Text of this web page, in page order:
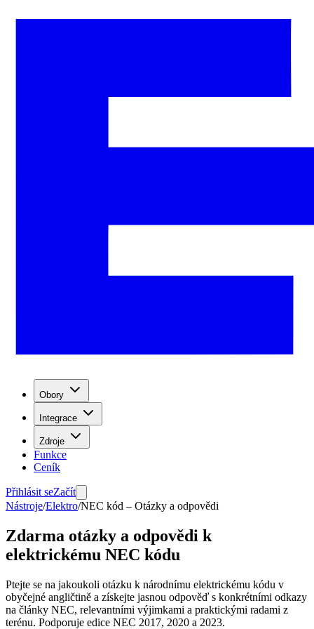
Obory
Integrace
Zdroje
Funkce
Ceník
Přihlásit seZačít
Nástroje/Elektro/NEC kód – Otázky a odpovědi
Zdarma otázky a odpovědi k
elektrickému NEC kódu
Ptejte se na jakoukoli otázku k národnímu elektrickému kódu v
obyčejné angličtině a získejte jasnou odpověď s konkrétními odkazy
na články NEC, relevantními výjimkami a praktickými radami z
terénu. Podporuje edice NEC 2017, 2020 a 2023.